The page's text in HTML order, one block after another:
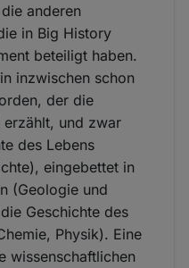
anderen
in Big History
beteiligt haben.
inzwischen schon
der die
erzählt, und zwar
des Lebens
eingebettet in
(Geologie und
Geschichte des
Physik). Eine
wissenschaftlichen